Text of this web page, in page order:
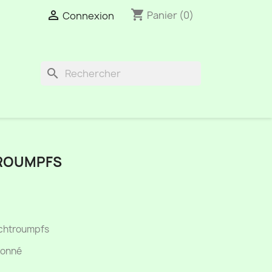
 Connexion shopping_cart Panier (0)
search